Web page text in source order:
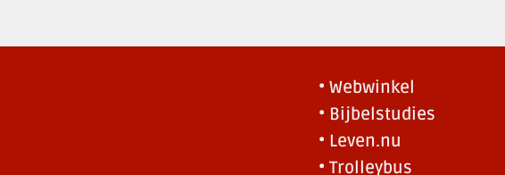
• Webwinkel
• Bijbelstudies
• Leven.nu
• Trolleybus